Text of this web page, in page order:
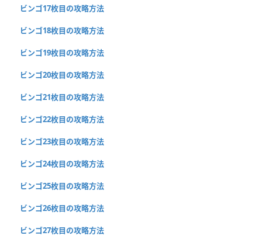
ビンゴ17枚目の攻略方法
ビンゴ18枚目の攻略方法
ビンゴ19枚目の攻略方法
ビンゴ20枚目の攻略方法
ビンゴ21枚目の攻略方法
ビンゴ22枚目の攻略方法
ビンゴ23枚目の攻略方法
ビンゴ24枚目の攻略方法
ビンゴ25枚目の攻略方法
ビンゴ26枚目の攻略方法
ビンゴ27枚目の攻略方法